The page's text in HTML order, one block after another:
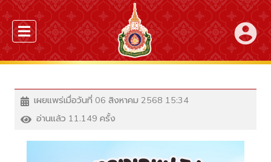
account_circle
เผยแพร่เมื่อวันที่ 06 สิงหาคม 2568 15:34
อ่านแล้ว 11.149 ครั้ง